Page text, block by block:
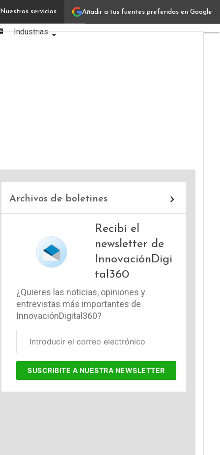
Añadir a tus fuentes preferidas en Google
Nuestros servicios
Email
Verticales IT
Industrias
Archivos de boletines
Recibí el
newsletter de
InnovaciónDigi
tal360
¿Quieres las noticias, opiniones y
entrevistas más importantes de
InnovaciónDigital360?
electrónico
SUSCRIBITE A NUESTRA NEWSLETTER